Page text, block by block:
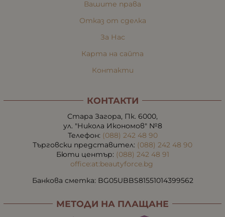
Вашите права
Отказ от сделка
За Нас
Карта на сайта
Контакти
КОНТАКТИ
Стара Загора, Пк. 6000,
ул. "Никола Икономов" №8
Телефон: (088) 242 48 90
Търговски представител: (088) 242 48 90
Бюти център: (088) 242 48 91
office:at:beautyforce.bg
Банкова сметка: BG05UBBS81551014399562
МЕТОДИ НА ПЛАЩАНЕ